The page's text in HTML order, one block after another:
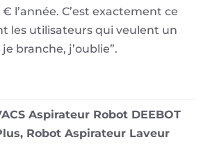
€ l’année. C’est exactement ce
les utilisateurs qui veulent un
branche, j’oublie”.
Aspirateur Robot DEEBOT
Robot Aspirateur Laveur